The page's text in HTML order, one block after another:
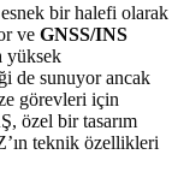
bir halefi olarak
ve GNSS/INS
yüksek
de sunuyor ancak
görevleri için
özel bir tasarım
teknik özellikleri